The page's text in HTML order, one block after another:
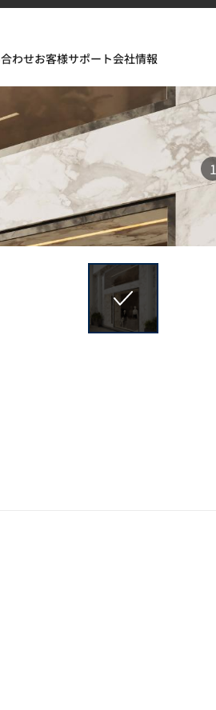
わせお客様サポート会社情報
1
ふれる空間とデザイン提案を
ポーセリン、そして